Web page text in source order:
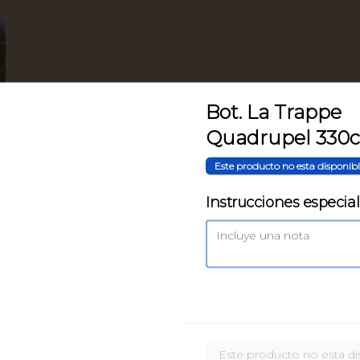
Bot. La Trappe
Quadrupel
Este producto no esta
Instrucciones
Este producto no esta